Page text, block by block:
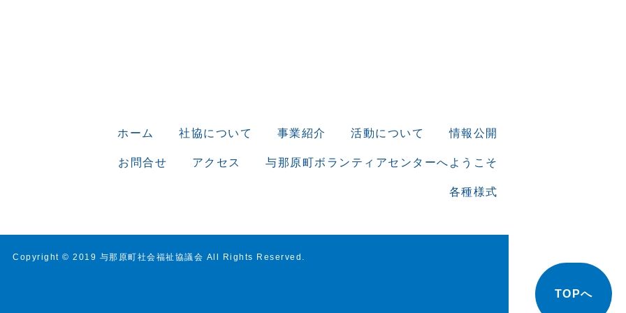
TOPへ
ホーム 社協について 事業紹介 活動について 情報公開
お問合せ アクセス 与那原町ボランティアセンターへようこそ
各種様式
Copyright © 2019 与那原町社会福祉協議会 All Rights Reserved.